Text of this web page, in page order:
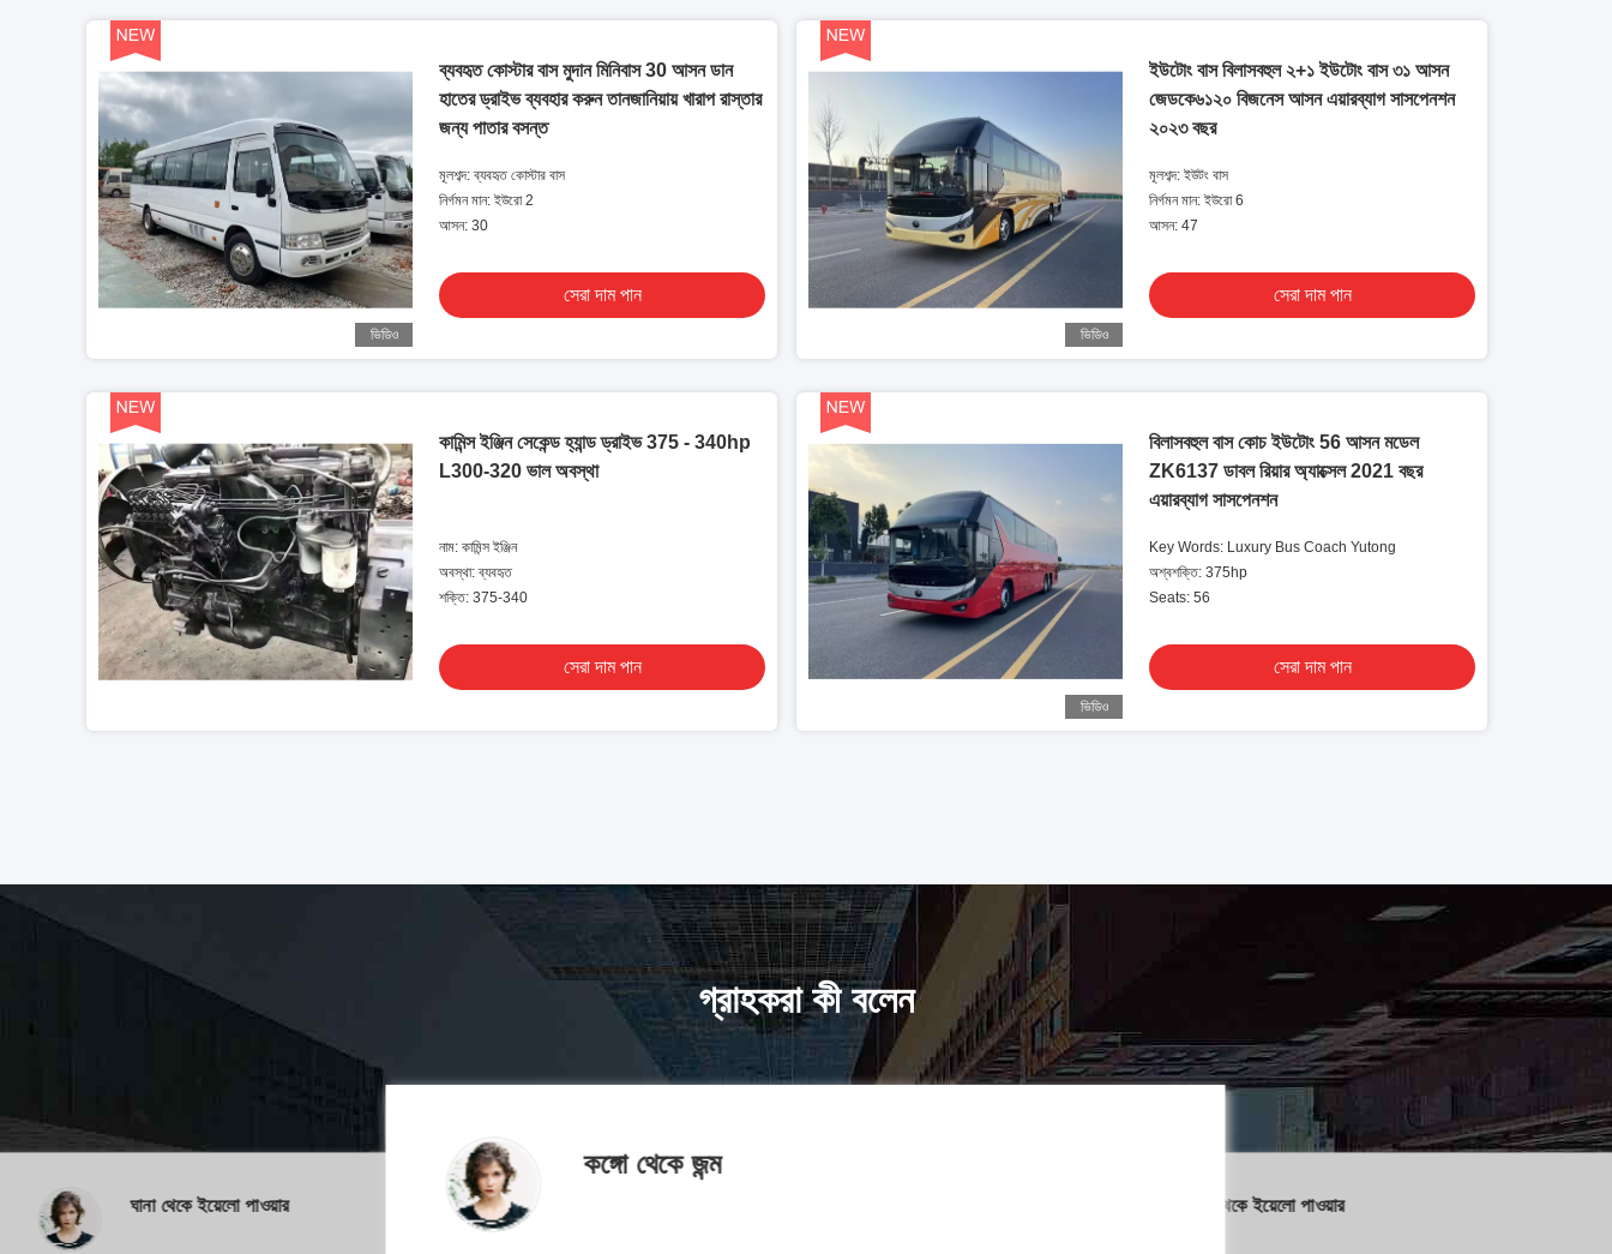
ভিডিও
ব্যবহৃত কোস্টার বাস মুদান মিনিবাস 30 আসন ডান
হাতের ড্রাইভ ব্যবহার করুন তানজানিয়ায় খারাপ রাস্তার
জন্য পাতার বসন্ত
মূলশব্দ: ব্যবহৃত কোস্টার বাস
নির্গমন মান: ইউরো 2
আসন: 30
সেরা দাম পান
ভিডিও
ইউটোং বাস বিলাসবহুল ২+১ ইউটোং বাস ৩১ আসন
জেডকে৬১২০ বিজনেস আসন এয়ারব্যাগ সাসপেনশন
২০২৩ বছর
মূলশব্দ: ইউটং বাস
নির্গমন মান: ইউরো 6
আসন: 47
সেরা দাম পান
কামিন্স ইঞ্জিন সেকেন্ড হ্যান্ড ড্রাইভ 375 - 340hp
L300-320 ভাল অবস্থা
নাম: কামিন্স ইঞ্জিন
অবস্থা: ব্যবহৃত
শক্তি: 375-340
সেরা দাম পান
ভিডিও
বিলাসবহুল বাস কোচ ইউটোং 56 আসন মডেল
ZK6137 ডাবল রিয়ার অ্যাক্সেল 2021 বছর
এয়ারব্যাগ সাসপেনশন
Key Words: Luxury Bus Coach Yutong
অশ্বশক্তি: 375hp
Seats: 56
সেরা দাম পান
গ্রাহকরা কী বলেন
ঘানা থেকে ইয়েলো পাওয়ার
কঙ্গো থেকে জন্ম
ঘানা থেকে ইয়েলো পাওয়ার